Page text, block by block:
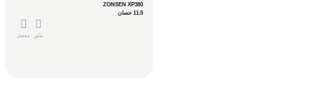
ZONSEN XP380
11.5 حصان
مفصل شاور